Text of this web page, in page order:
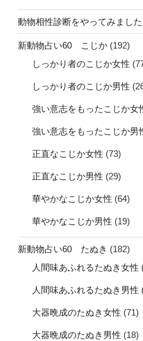
動物相性診断をやってみました
新動物占い60 こじか (192)
しっかり者のこじか女性
しっかり者のこじか男性
強い意志をもったこじか女
強い意志をもったこじか男
正直なこじか女性 (73)
正直なこじか男性 (29)
華やかなこじか女性 (64)
華やかなこじか男性 (19)
新動物占い60 たぬき (182)
人間味あふれるたぬき女性
人間味あふれるたぬき男性
大器晩成のたぬき女性 (71)
大器晩成のたぬき男性 (18)